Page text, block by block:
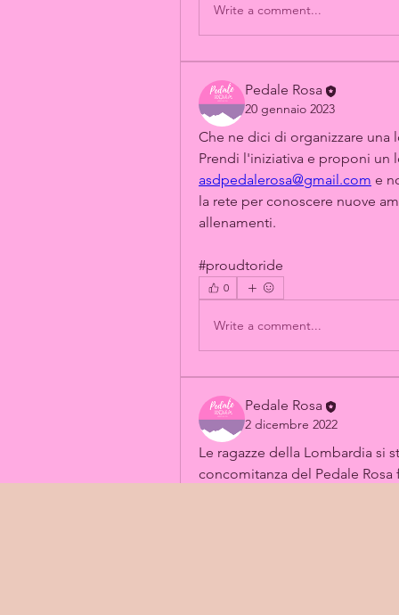
Write a comment...
Pedale Rosa
20 gennaio 2023
Che ne dici di organizzare una
asdpedalerosa@gmail.com e
la rete per conoscere nuove
allenamenti.
#proudtoride
0
Write a comment...
Pedale Rosa
2 dicembre 2022
Le ragazze della Lombardia si
concomitanza del Pedale Rosa